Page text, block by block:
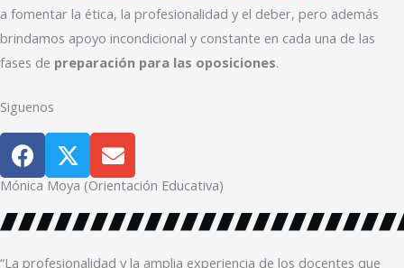
a fomentar la ética, la profesionalidad y el deber, pero además
brindamos apoyo incondicional y constante en cada una de las
fases de preparación para las oposiciones.
Siguenos
F
a
c
e
b
o
T
w
i
t
t
e
E
n
v
e
l
o
Mónica Moya (Orientación Educativa)
“La profesionalidad y la amplia experiencia de los docentes que